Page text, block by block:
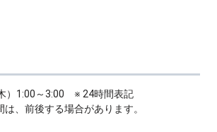
）1:00～3:00 ※ 24時間表記
、前後する場合があります。